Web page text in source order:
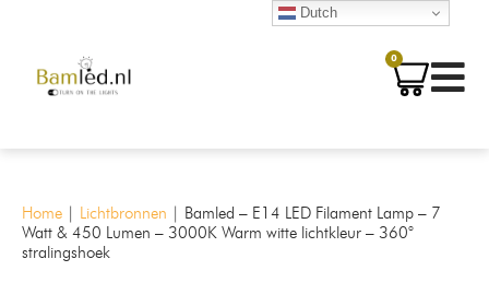
0
Home | Lichtbronnen | Bamled – E14 LED Filament Lamp – 7
Watt & 450 Lumen – 3000K Warm witte lichtkleur – 360°
stralingshoek
Dutch